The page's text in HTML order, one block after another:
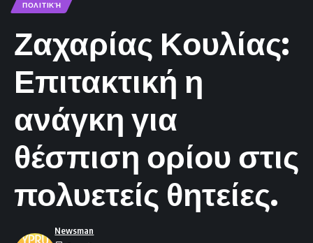
ΠΟΛΙΤΙΚΉ
Ζαχαρίας Κουλίας:
Επιτακτική η
ανάγκη για
θέσπιση ορίου στις
πολυετείς θητείες.
Newsman